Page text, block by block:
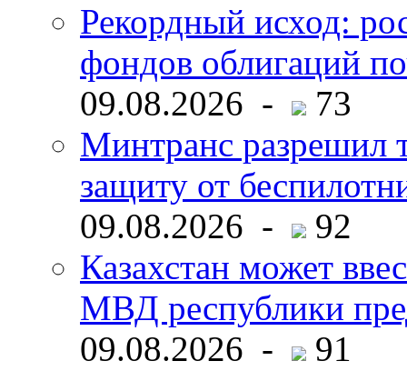
Рекордный исход:
фондов облигаций
09.08.2026 -
73
Минтранс разрешил
защиту от
09.08.2026 -
92
Казахстан может
МВД республики
09.08.2026 -
91